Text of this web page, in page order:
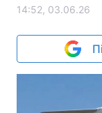
14:52, 03.06.26